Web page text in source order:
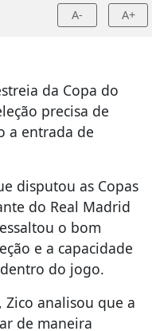
A- A+
da Copa do
precisa de
a entrada de
disputou as Copas
do Real Madrid
o bom
e a capacidade
do jogo.
analisou que a
de maneira